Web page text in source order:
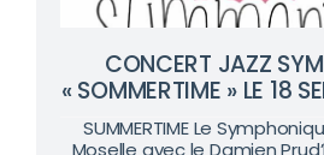
CONCERT JAZZ
« SOMMERTIME » LE 18
SUMMERTIME Le
Moselle avec le Damien